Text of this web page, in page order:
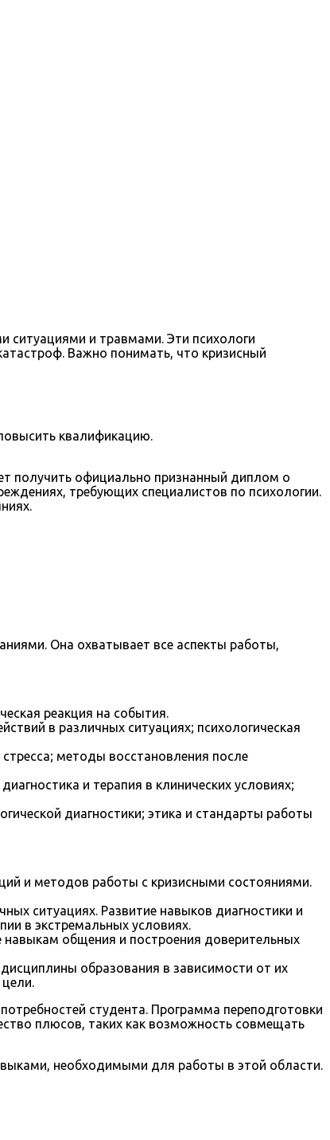
ситуациями и травмами. Эти психологи
Важно понимать, что кризисный
квалификацию.
получить официально признанный диплом о
требующих специалистов по психологии.
Она охватывает все аспекты работы,
реакция на события.
в различных ситуациях; психологическая
методы восстановления после
и терапия в клинических условиях;
диагностики; этика и стандарты работы
и методов работы с кризисными состояниями.
ситуациях. Развитие навыков диагностики и
в экстремальных условиях.
навыкам общения и построения доверительных
образования в зависимости от их
студента. Программа переподготовки
плюсов, таких как возможность совмещать
необходимыми для работы в этой области.